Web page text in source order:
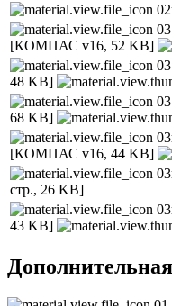
[КОМПАС v16, 52 KB]
48 KB]
68 KB]
[КОМПАС v16, 44 KB]
стр., 26 KB]
43 KB]